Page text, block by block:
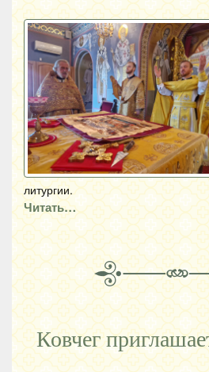
литургии.
Читать…
Ковчег